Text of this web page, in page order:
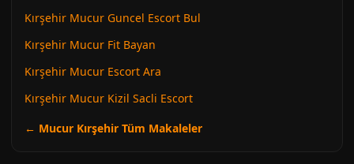
Kırşehir Mucur Guncel Escort Bul
Kırşehir Mucur Fit Bayan
Kırşehir Mucur Escort Ara
Kırşehir Mucur Kizil Sacli Escort
← Mucur Kırşehir Tüm Makaleler